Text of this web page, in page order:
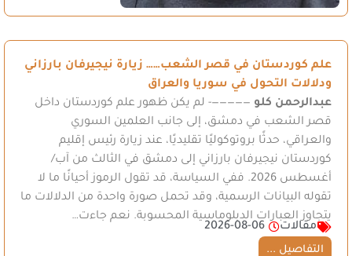
علم كوردستان في قصر الشعب…… زيارة نيجيرفان بارزاني
ودلالات التحول في سوريا والعراق
عبدالرحمن كلو —————- لم يكن ظهور علم كوردستان داخل
قصر الشعب في دمشق، إلى جانب العلمين السوري
والعراقي، حدثًا بروتوكوليًا تقليديًا، عند زيارة رئيس إقليم
كوردستان نيجيرفان بارزاني إلى دمشق في الثالث من آب/
أغسطس 2026. ففي السياسة، قد تقول الرموز أحيانًا ما لا
تقوله البيانات الرسمية، وقد تحمل صورة واحدة من الدلالات ما
يتجاوز العبارات الدبلوماسية المحسوبة. نعم جاءت…
مقالات
2026-08-06
التفاصيل ...